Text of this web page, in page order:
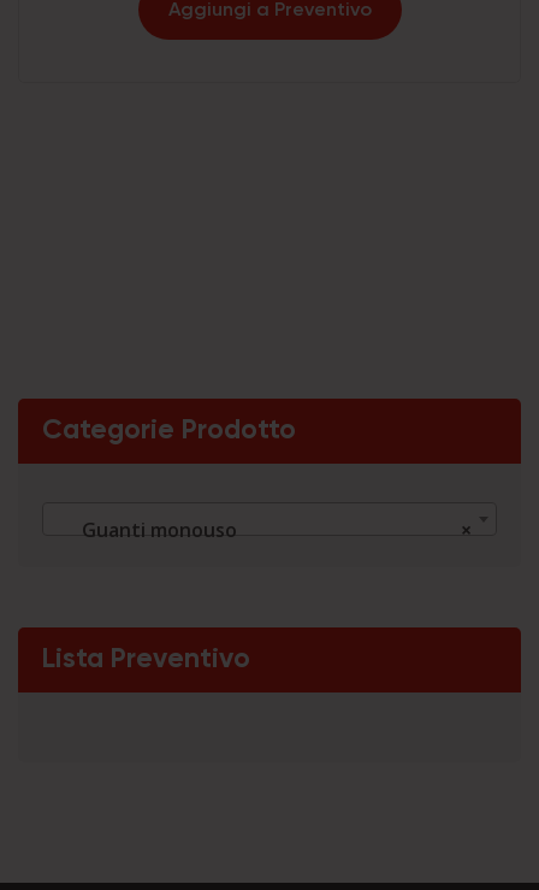
Aggiungi a Preventivo
Categorie Prodotto
×
Guanti monouso
Lista Preventivo